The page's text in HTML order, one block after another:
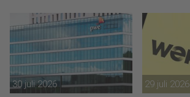
30 juli 2026 29 juli 2026